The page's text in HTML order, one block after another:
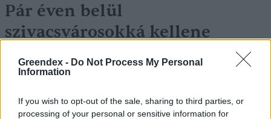
Greendex - Do Not Process My Personal
Information
If you wish to opt-out of the sale, sharing to third parties, or
processing of your personal or sensitive information for
Pár éven belül
szivacsvárosokká kellene
alakítanunk a településeinket –
Podcast